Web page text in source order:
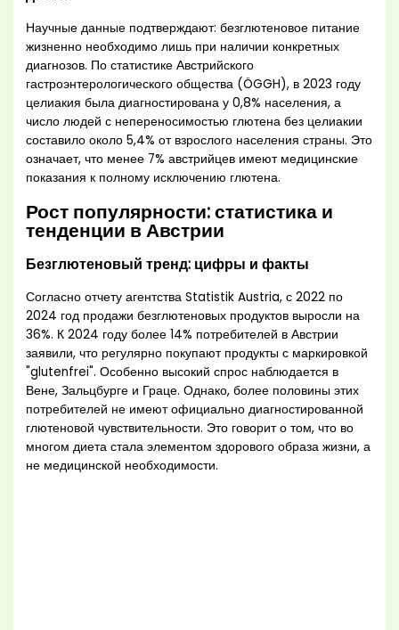
Научные данные подтверждают: безглютеновое питание
жизненно необходимо лишь при наличии конкретных
диагнозов. По статистике Австрийского
гастроэнтерологического общества (ÖGGH), в 2023 году
целиакия была диагностирована у 0,8% населения, а
число людей с непереносимостью глютена без целиакии
составило около 5,4% от взрослого населения страны. Это
означает, что менее 7% австрийцев имеют медицинские
показания к полному исключению глютена.
Рост популярности: статистика и
тенденции в Австрии
Безглютеновый тренд: цифры и факты
Согласно отчету агентства Statistik Austria, с 2022 по
2024 год продажи безглютеновых продуктов выросли на
36%. К 2024 году более 14% потребителей в Австрии
заявили, что регулярно покупают продукты с маркировкой
"glutenfrei". Особенно высокий спрос наблюдается в
Вене, Зальцбурге и Граце. Однако, более половины этих
потребителей не имеют официально диагностированной
глютеновой чувствительности. Это говорит о том, что во
многом диета стала элементом здорового образа жизни, а
не медицинской необходимости.